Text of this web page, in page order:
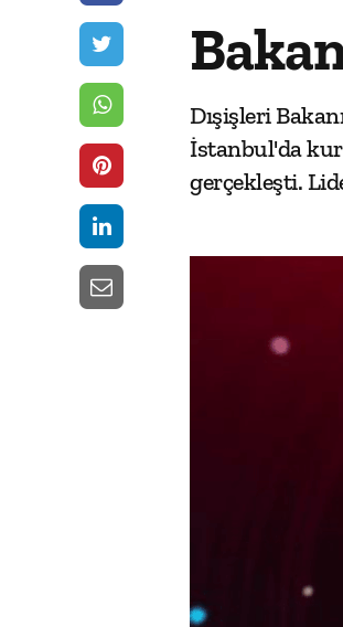
Dışişleri
İstanbul'da
gerçekleşti.